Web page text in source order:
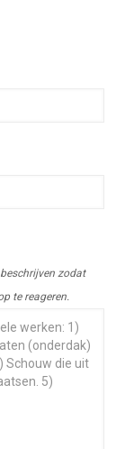
zodat
te reageren.